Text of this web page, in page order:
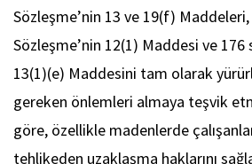
Sözleşme’nin 13 ve 19(f) Maddeleri,
Sözleşme’nin 12(1) Maddesi ve 176
13(1)(e) Maddesini tam olarak
gereken önlemleri almaya teşvik
göre, özellikle madenlerde
tehlikeden uzaklaşma haklarını